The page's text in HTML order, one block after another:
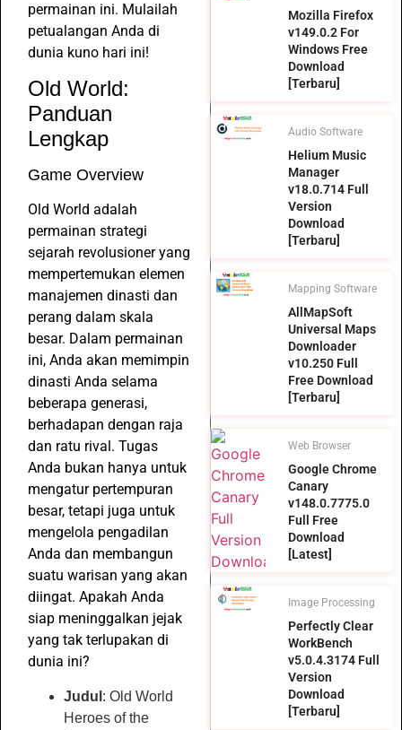
permainan ini. Mulailah
petualangan Anda di
dunia kuno hari ini!
Old World:
Panduan
Lengkap
Game Overview
Old World adalah
permainan strategi
sejarah revolusioner yang
mempertemukan elemen
manajemen dinasti dan
perang dalam skala
besar. Dalam permainan
ini, Anda akan memimpin
dinasti Anda selama
beberapa generasi,
berhadapan dengan raja
dan ratu rival. Tugas
Anda bukan hanya untuk
mengatur pertempuran
besar, tetapi juga untuk
mengelola pengadilan
Anda dan membangun
suatu warisan yang akan
diingat. Apakah Anda
siap meninggalkan jejak
yang tak terlupakan di
dunia ini?
Judul : Old World
Heroes of the
Mozilla Firefox
v149.0.2 For
Windows Free
Download
[Terbaru]
Audio Software
Helium Music
Manager
v18.0.714 Full
Version
Download
[Terbaru]
Mapping Software
AllMapSoft
Universal Maps
Downloader
v10.250 Full
Free Download
[Terbaru]
Web Browser
Google Chrome
Canary
v148.0.7775.0
Full Free
Download
[Latest]
Image Processing
Perfectly Clear
WorkBench
v5.0.4.3174 Full
Version
Download
[Terbaru]